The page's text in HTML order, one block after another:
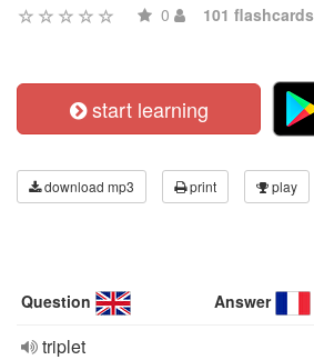
0 101 flashcards
start learning
download mp3 print play
Question Answer
triplet